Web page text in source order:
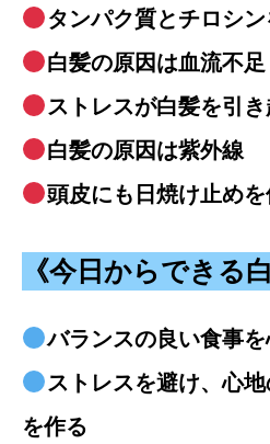
タンパク質とチロシ
白髪の原因は血流不足
ストレスが白髪を引
白髪の原因は紫外線
頭皮にも日焼け止めを
《今日からできる
バランスの良い食事
ストレスを避け、心
を作る